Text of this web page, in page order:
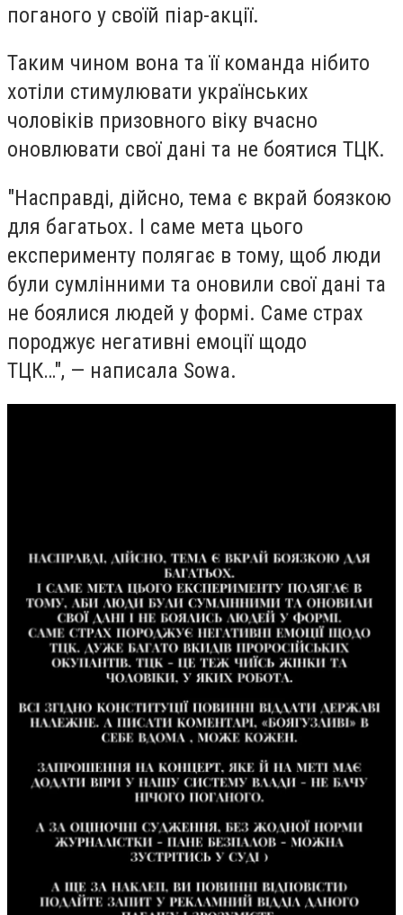
поганого у своїй піар-акції.
Таким чином вона та її команда нібито
хотіли стимулювати українських
чоловіків призовного віку вчасно
оновлювати свої дані та не боятися ТЦК.
"Насправді, дійсно, тема є вкрай боязкою
для багатьох. І саме мета цього
експерименту полягає в тому, щоб люди
були сумлінними та оновили свої дані та
не боялися людей у формі. Саме страх
породжує негативні емоції щодо
ТЦК…", — написала Sowa.